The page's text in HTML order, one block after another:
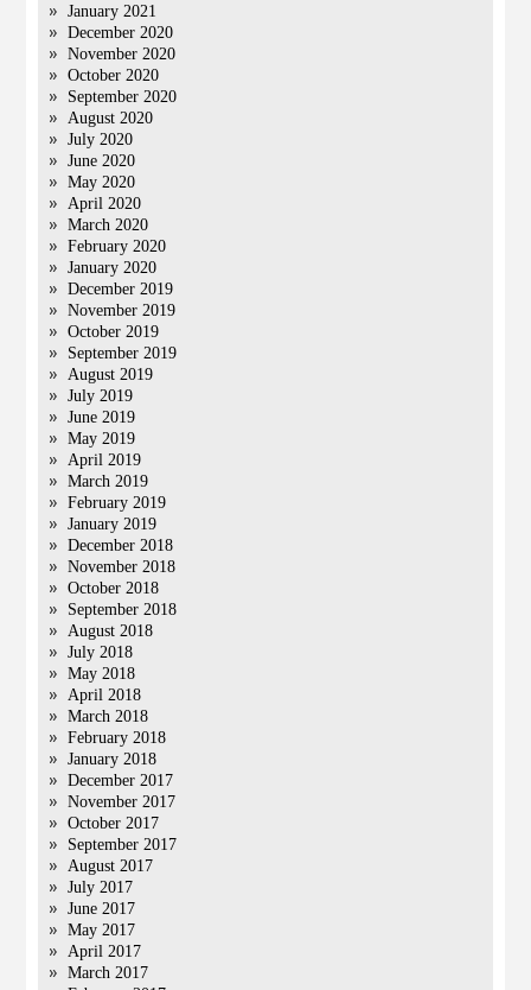
January 2021
December 2020
November 2020
October 2020
September 2020
August 2020
July 2020
June 2020
May 2020
April 2020
March 2020
February 2020
January 2020
December 2019
November 2019
October 2019
September 2019
August 2019
July 2019
June 2019
May 2019
April 2019
March 2019
February 2019
January 2019
December 2018
November 2018
October 2018
September 2018
August 2018
July 2018
May 2018
April 2018
March 2018
February 2018
January 2018
December 2017
November 2017
October 2017
September 2017
August 2017
July 2017
June 2017
May 2017
April 2017
March 2017